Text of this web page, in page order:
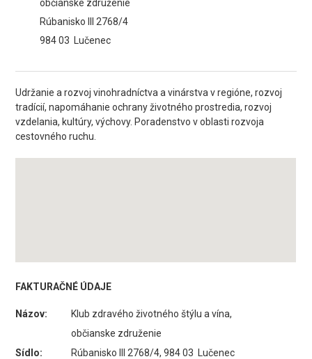
občianske združenie
Rúbanisko III 2768/4
984 03
Lučenec
Udržanie a rozvoj vinohradníctva a vinárstva v regióne, rozvoj
tradícií, napomáhanie ochrany životného prostredia, rozvoj
vzdelania, kultúry, výchovy. Poradenstvo v oblasti rozvoja
cestovného ruchu.
FAKTURAČNÉ ÚDAJE
Názov:
Klub zdravého životného štýlu a vína,
občianske združenie
Sídlo:
Rúbanisko III 2768/4, 984 03 Lučenec